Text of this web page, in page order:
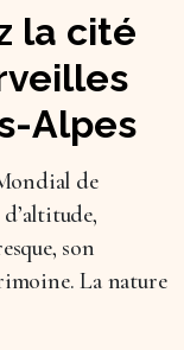
la cité
Alpes
de
son
La nature